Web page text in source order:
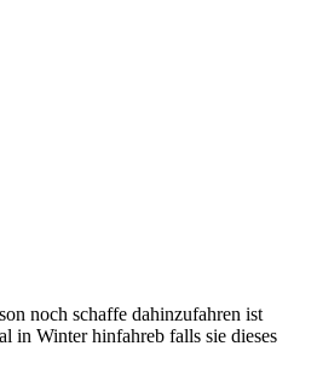
noch schaffe dahinzufahren ist
in Winter hinfahreb falls sie dieses